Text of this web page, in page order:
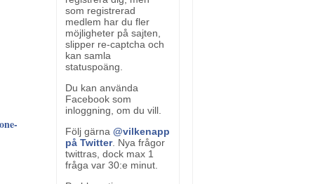
som registrerad
medlem har du fler
möjligheter på sajten,
slipper re-captcha och
kan samla
statuspoäng.
Du kan använda
Facebook som
inloggning, om du vill.
Följ gärna @vilkenapp
på Twitter. Nya frågor
twittras, dock max 1
fråga var 30:e minut.